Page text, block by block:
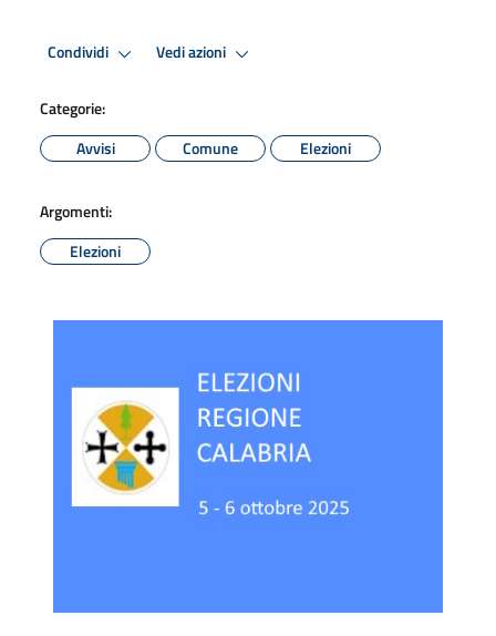
Condividi Vedi azioni
Categorie:
Avvisi
Comune Elezioni
Argomenti:
Elezioni